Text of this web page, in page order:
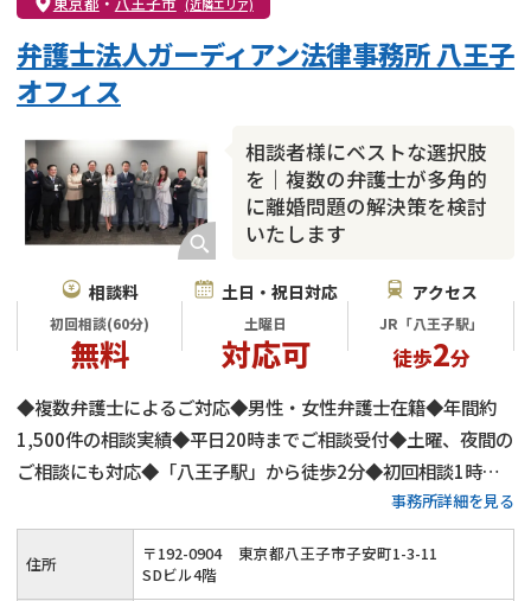
不貞・不倫慰謝料請求
国際離婚
財産分与
内縁の夫婦 熟年離婚
(近隣エリア)
相談者様にベストな選択肢
を｜複数の弁護士が多角的
に離婚問題の解決策を検討
いたします
弁護士法人ガーディアン法律事務所 八王子
オフィス
相談料
初回相談(60分)
無料
土日・祝日対応
土曜日
対応可
アクセス
JR「八王子駅」
徒歩2分
◆複数弁護士によるご対応◆男性・女性弁護士在籍◆年間約
1,500件の相談実績◆平日20時までご相談受付◆土曜、夜間の
ご相談にも対応◆「八王子駅」から徒歩2分◆初回相談1時間
無料◆弁護士費用の分割払いにもご対応◆養育費・財産分与・
慰謝料請求をサポート◆代理交渉も承ります
事務所詳細を見る
住所 〒192-0904
東京都八王子市子安町1-3-11
SDビル4階